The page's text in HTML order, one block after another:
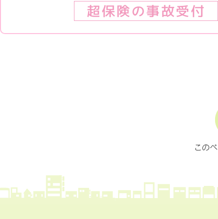
超保険の事故受付